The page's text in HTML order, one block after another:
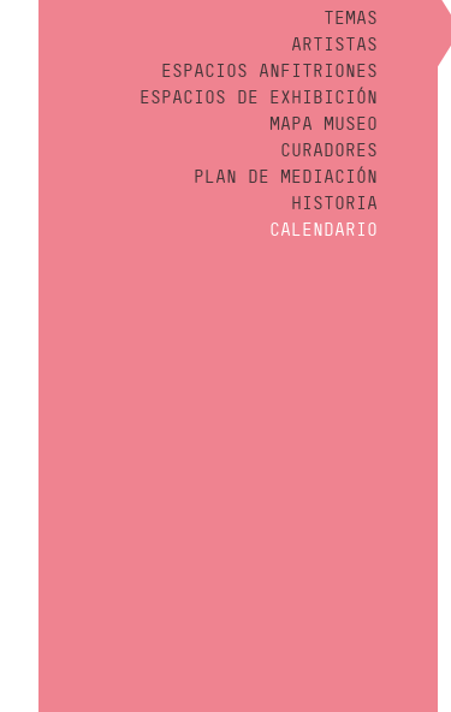
TEMAS
ARTISTAS
ESPACIOS ANFITRIONES
ESPACIOS DE EXHIBICIÓN
MAPA MUSEO
CURADORES
PLAN DE MEDIACIÓN
HISTORIA
CALENDARIO